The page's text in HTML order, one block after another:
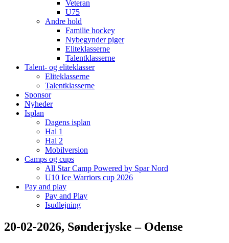
Veteran
U75
Andre hold
Familie hockey
Nybegynder piger
Eliteklasserne
Talentklasserne
Talent- og eliteklasser
Eliteklasserne
Talentklasserne
Sponsor
Nyheder
Isplan
Dagens isplan
Hal 1
Hal 2
Mobilversion
Camps og cups
All Star Camp Powered by Spar Nord
U10 Ice Warriors cup 2026
Pay and play
Pay and Play
Isudlejning
20-02-2026, Sønderjyske – Odense